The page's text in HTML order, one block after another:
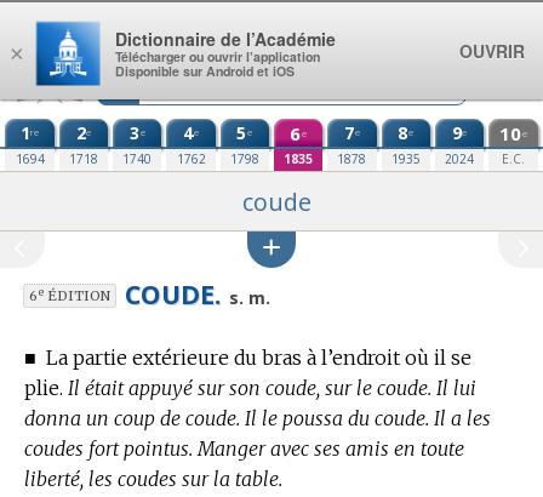
Aller au contenu
1re
1694
2e
1718
3e
1740
4e
1762
5e
1798
6e
1835
7e
1878
8e
1935
9e
2024
10e
E.C.
coude
6eÉDITION COUDE. s. m.
■ La partie extérieure du bras à l’endroit où il se
plie. Il était appuyé sur son coude, sur le coude. Il lui
donna un coup de coude. Il le poussa du coude. Il a les
coudes fort pointus. Manger avec ses amis en toute
liberté, les coudes sur la table.
×
Dictionnaire de l’Académie
Télécharger ou ouvrir l’application
Disponible sur Android et iOS
OUVRIR